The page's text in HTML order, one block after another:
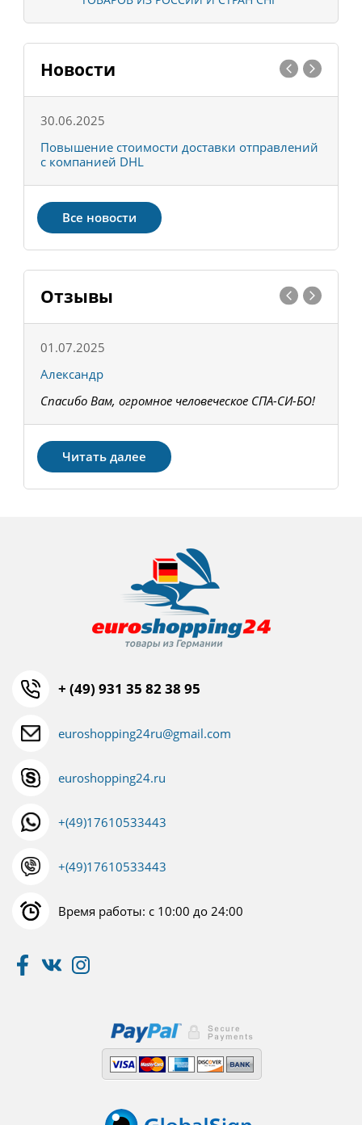
Новости
30.06.2025
Повышение стоимости доставки отправлений
с компанией DHL
Все новости
Отзывы
01.07.2025
Александр
Спасибо Вам, огромное человеческое СПА-СИ-БО!
Читать далее
+ (49) 931 35 82 38 95
euroshopping24ru@gmail.com
euroshopping24.ru
+(49)17610533443
+(49)17610533443
Время работы: с 10:00 до 24:00